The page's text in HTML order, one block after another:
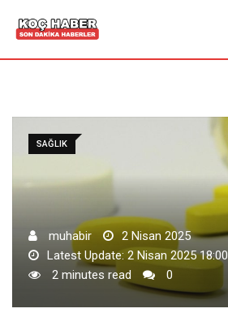
SAĞLIK
muhabir
2 Nisan 2025
Latest Update: 2 Nisan 2025 18:00
2 minutes read
0